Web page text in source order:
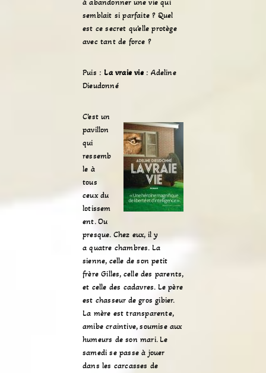
à abandonner une vie qui
semblait si parfaite ? Quel
est ce secret qu’elle protège
avec tant de force ?
Puis :La vraie vie: Adeline
Dieudonné
C’est un
pavillon
qui
ressemb
le à
tous
ceux du
lotissem
ent. Ou
presque. Chez eux, il y
a quatre chambres. La
sienne, celle de son petit
frère Gilles, celle des parents,
et celle des cadavres. Le père
est chasseur de gros gibier.
La mère est transparente,
amibe craintive, soumise aux
humeurs de son mari. Le
samedi se passe à jouer
dans les carcasses de